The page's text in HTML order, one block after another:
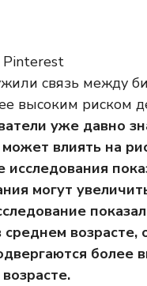
Pinterest
связь между
высоким риском
уже давно
влиять на
могут
среднем
более